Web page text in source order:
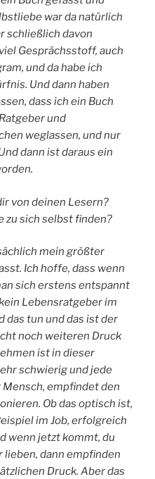
war da natürlich
schließlich davon
Gesprächsstoff, auch
und da habe ich
Und dann haben
dass ich ein Buch
und
weglassen, und nur
dann ist daraus ein
von deinen Lesern?
zu sich selbst finden?
mein größter
Ich hoffe, dass wenn
sich erstens entspannt
Lebensratgeber im
das tun und das ist der
noch weiteren Druck
ist in dieser
schwierig und jede
empfindet den
Ob das optisch ist,
im Job, erfolgreich
wenn jetzt kommt, du
lieben, dann empfinden
Druck. Aber das